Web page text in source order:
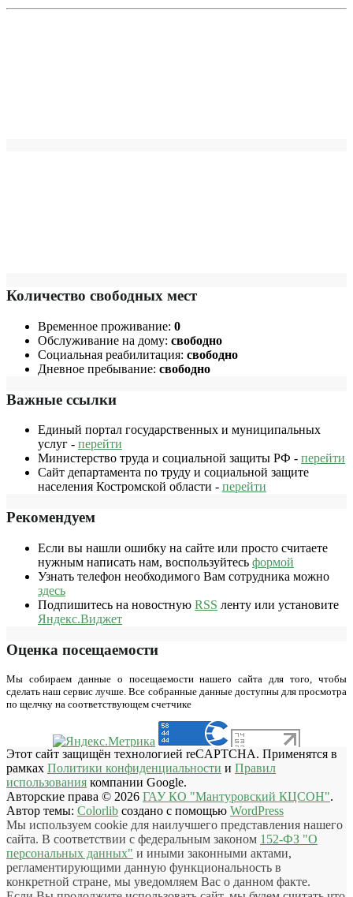
Количество свободных мест
Временное проживание: 0
Обслуживание на дому: свободно
Социальная реабилитация: свободно
Дневное пребывание: свободно
Важные ссылки
Единый портал государственных и муниципальных
услуг - перейти
Министерство труда и социальной защиты РФ - перейти
Сайт департамента по труду и социальной защите
населения Костромской области - перейти
Рекомендуем
Если вы нашли ошибку на сайте или просто считаете
нужным написать нам, воспользуйтесь формой
Узнать телефон необходимого Вам сотрудника можно
здесь
Подпишитесь на новостную RSS ленту или установите
Яндекс.Виджет
Оценка посещаемости
Мы собираем данные о посещаемости нашего сайта для того, чтобы
сделать наш сервис лучше. Все собранные данные доступны для просмотра
по щелчку на соответствующем счетчике
Этот сайт защищён технологией reCAPTCHA. Применятся в
рамках Политики конфиденциальности и Правил
использования компании Google.
Авторские права © 2026 ГАУ КО "Мантуровский КЦСОН".
Автор темы: Colorlib создано с помощью WordPress
Мы используем cookie для наилучшего представления нашего
сайта. В соответствии с федеральным законом 152-ФЗ "О
персональных данных" и иными законными актами,
регламентирующими данную функциональность в
конкретной стране, мы уведомляем Вас о данном факте.